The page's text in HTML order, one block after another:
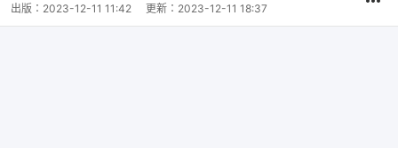
出版： 2023-12-11 11:42 更新： 2023-12-11 18:37